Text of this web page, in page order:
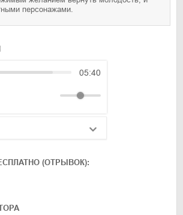
персонажами.
05:40
20:50
(ОТРЫВОК):